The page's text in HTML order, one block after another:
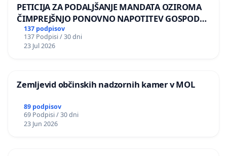
PETICIJA ZA PODALJŠANJE MANDATA OZIROMA
ČIMPREJŠNJO PONOVNO NAPOTITEV GOSPODA
BERNARDA ŠRAJNERJA NA VELEPOSLANIŠTVO
REPUBLIKE SLOVENIJE V MOSKVI
137 podpisov
137 Podpisi / 30 dni
23 Jul 2026
Zemljevid občinskih nadzornih kamer v MOL
89 podpisov
69 Podpisi / 30 dni
23 Jun 2026